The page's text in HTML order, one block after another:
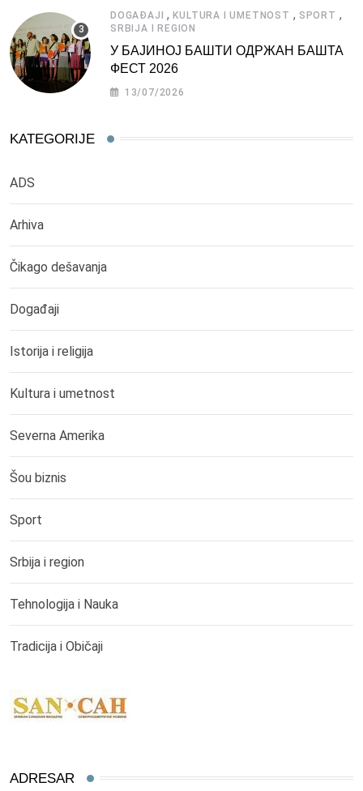
DOGAĐAJI ,KULTURA I UMETNOST , SPORT ,
SRBIJA I REGION
У БАЈИНОЈ БАШТИ ОДРЖАН БАШТА
ФЕСТ 2026
13/07/2026
KATEGORIJE
ADS
Arhiva
Čikago dešavanja
Događaji
Istorija i religija
Kultura i umetnost
Severna Amerika
Šou biznis
Sport
Srbija i region
Tehnologija i Nauka
Tradicija i Običaji
ADRESAR